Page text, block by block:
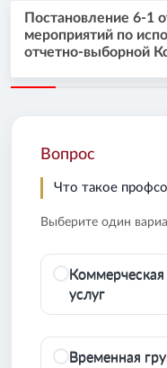
Постановление 6-1
мероприятий по
отчетно-выборной
Вопрос
Что такое
Выберите один
услуг
Временная